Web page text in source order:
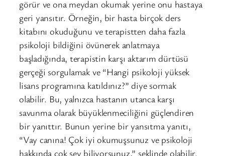
görür ve ona meydan okumak yerine onu hastaya
geri yansıtır. Örneğin, bir hasta birçok ders
kitabını okuduğunu ve terapistten daha fazla
psikoloji bildiğini övünerek anlatmaya
başladığında, terapistin karşı aktarım dürtüsü
gerçeği sorgulamak ve “Hangi psikoloji yüksek
lisans programına katıldınız?” diye sormak
olabilir. Bu, yalnızca hastanın utanca karşı
savunma olarak büyüklenmeciliğini güçlendiren
bir yanıttır. Bunun yerine bir yansıtma yanıtı,
“Vay canına! Çok iyi okumuşsunuz ve psikoloji
hakkında çok şey biliyorsunuz,” şeklinde olabilir.